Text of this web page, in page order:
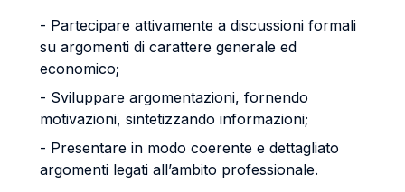
- Partecipare attivamente a discussioni formali
su argomenti di carattere generale ed
economico;
- Sviluppare argomentazioni, fornendo
motivazioni, sintetizzando informazioni;
- Presentare in modo coerente e dettagliato
argomenti legati all’ambito professionale.